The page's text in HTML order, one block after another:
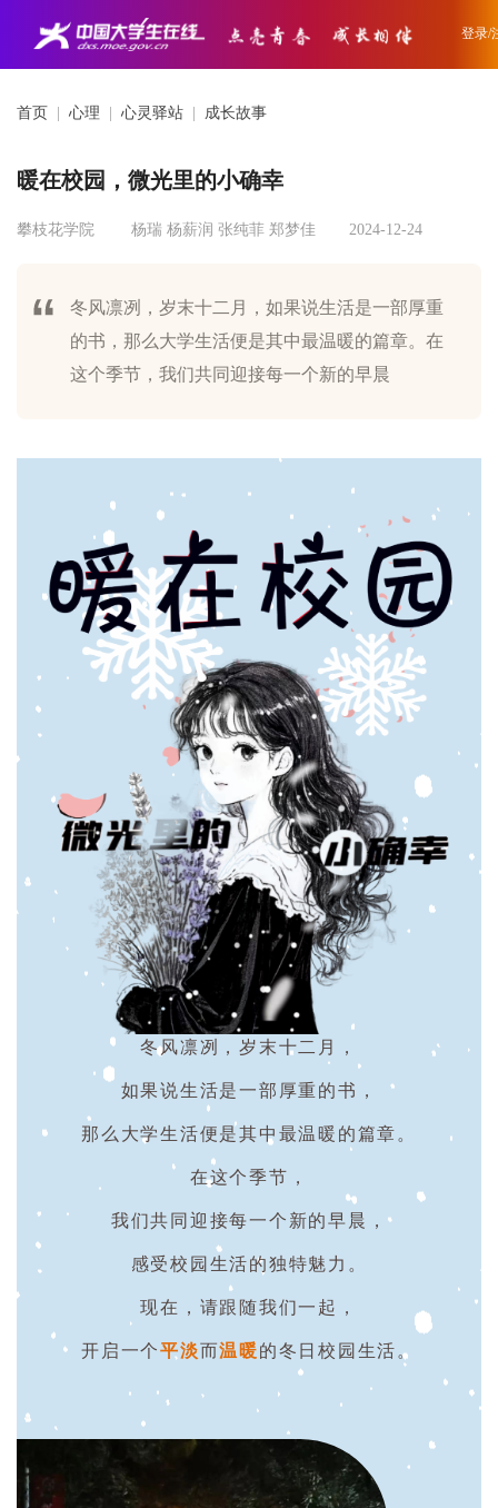
登录/
首页 心理 心灵驿站 成长故事
暖在校园，微光里的小确幸
攀枝花学院 杨瑞 杨薪润 张纯菲 郑梦佳 2024-12-24
冬风凛冽，岁末十二月，如果说生活是一部厚重
的书，那么大学生活便是其中最温暖的篇章。在
这个季节，我们共同迎接每一个新的早晨
冬风凛冽，岁末十二月，
如果说生活是一部厚重的书，
那么大学生活便是其中最温暖的篇章。
在这个季节，
我们共同迎接每一个新的早晨，
感受校园生活的独特魅力。
现在，请跟随我们一起，
开启一个平淡而温暖的冬日校园生活 。